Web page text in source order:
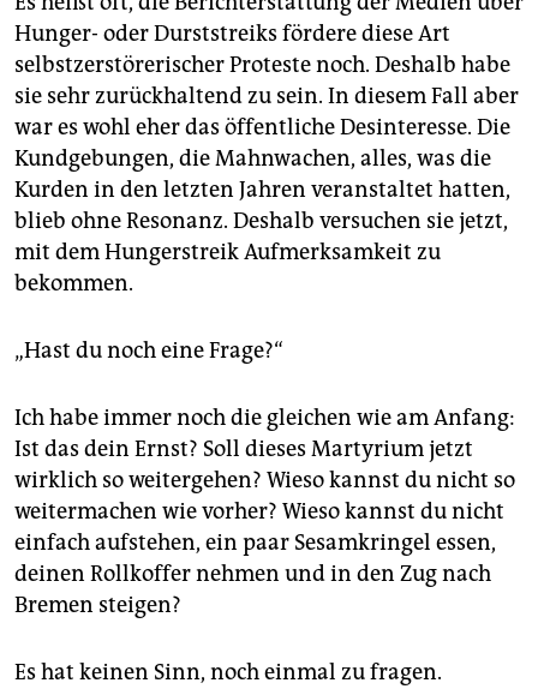
Hunger- oder Durststreiks fördere diese Art
selbstzerstörerischer Proteste noch. Deshalb habe
sie sehr zurückhaltend zu sein. In diesem Fall aber
war es wohl eher das öffentliche Desinteresse. Die
Kundgebungen, die Mahnwachen, alles, was die
Kurden in den letzten Jahren veranstaltet hatten,
blieb ohne Resonanz. Deshalb versuchen sie jetzt,
mit dem Hungerstreik Aufmerksamkeit zu
bekommen.
„Hast du noch eine Frage?“
Ich habe immer noch die gleichen wie am Anfang:
Ist das dein Ernst? Soll dieses Martyrium jetzt
wirklich so weitergehen? Wieso kannst du nicht so
weitermachen wie vorher? Wieso kannst du nicht
einfach aufstehen, ein paar Sesamkringel essen,
deinen Rollkoffer nehmen und in den Zug nach
Bremen steigen?
Es hat keinen Sinn, noch einmal zu fragen.